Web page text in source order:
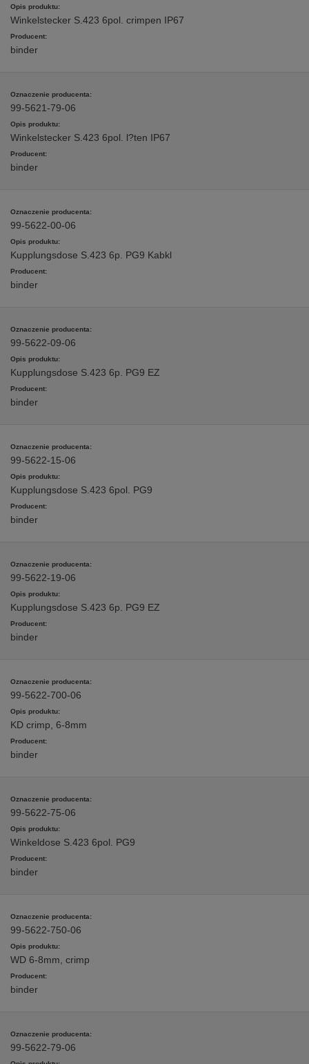
Winkelstecker S.423 6pol. crimpen IP67
binder
99-5621-79-06
Winkelstecker S.423 6pol. l?ten IP67
binder
99-5622-00-06
Kupplungsdose S.423 6p. PG9 Kabkl
binder
99-5622-09-06
Kupplungsdose S.423 6p. PG9 EZ
binder
99-5622-15-06
Kupplungsdose S.423 6pol. PG9
binder
99-5622-19-06
Kupplungsdose S.423 6p. PG9 EZ
binder
99-5622-700-06
KD crimp, 6-8mm
binder
99-5622-75-06
Winkeldose S.423 6pol. PG9
binder
99-5622-750-06
WD 6-8mm, crimp
binder
99-5622-79-06